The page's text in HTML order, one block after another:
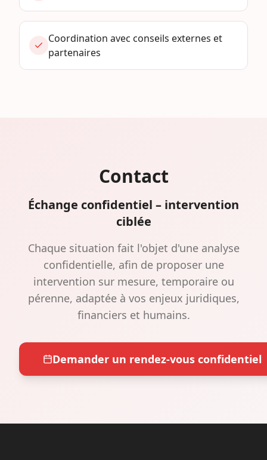
Coordination avec conseils externes et
partenaires
Contact
Échange confidentiel – intervention
ciblée
Chaque situation fait l'objet d'une analyse
confidentielle, afin de proposer une
intervention sur mesure, temporaire ou
pérenne, adaptée à vos enjeux juridiques,
financiers et humains.
Demander un rendez-vous confidentiel